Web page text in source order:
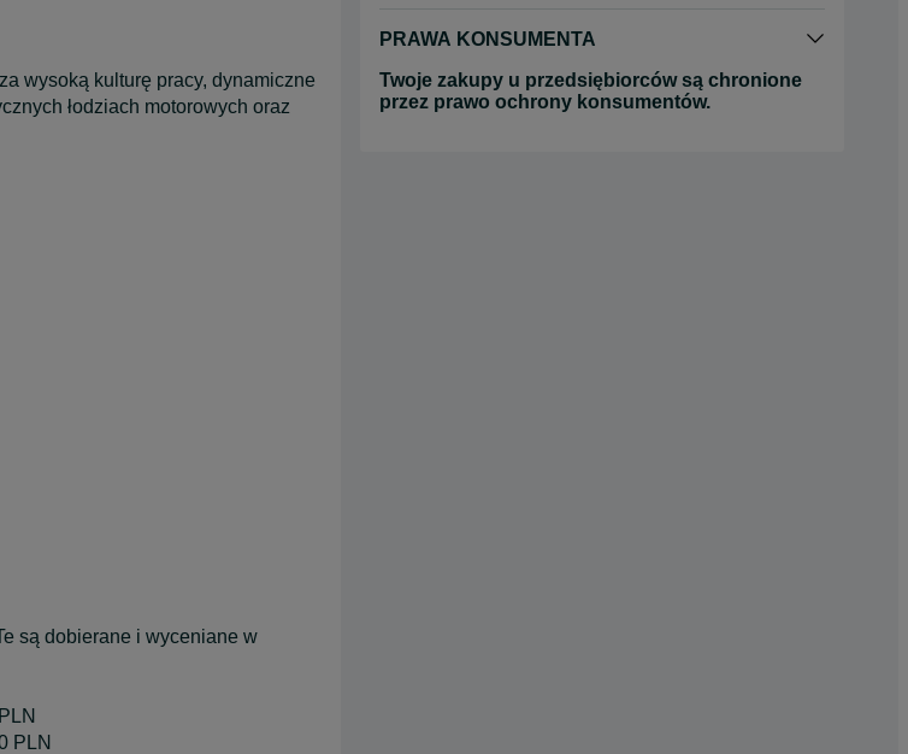
wysoką kulturę pracy, dynamiczne
łodziach motorowych oraz
są dobierane i wyceniane w
PLN
PRAWA KONSUMENTA
Twoje zakupy u przedsiębiorców są chronione
przez prawo ochrony konsumentów.